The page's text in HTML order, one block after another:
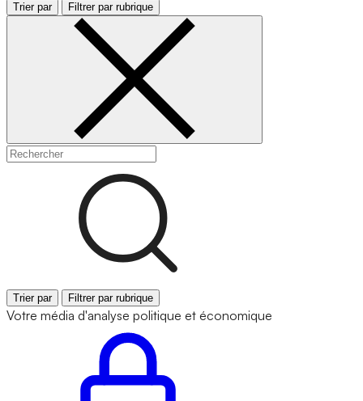
Trier par Filtrer par rubrique
Trier par Filtrer par rubrique
Votre média d'analyse politique et économique